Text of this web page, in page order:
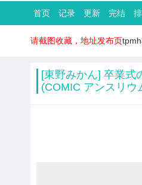
首页 记录 更新 完结
请截图收藏，地址发布页
[東野みかん] 卒業式
(COMIC アンスリウ